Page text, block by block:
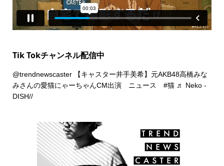
Tik Tokチャンネル配信中
@trendnewscaster【キャスター井手美希】元AKB48高橋みな
みさんの愛猫にゃーちゃんCM出演 ニュース #猫 ♬ Neko -
DISH//